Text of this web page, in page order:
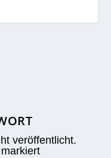
veröffentlicht.
markiert